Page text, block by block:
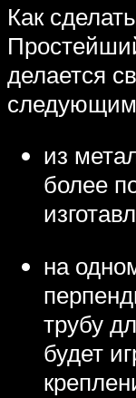
Как
делается
из
более
на
трубу
будет